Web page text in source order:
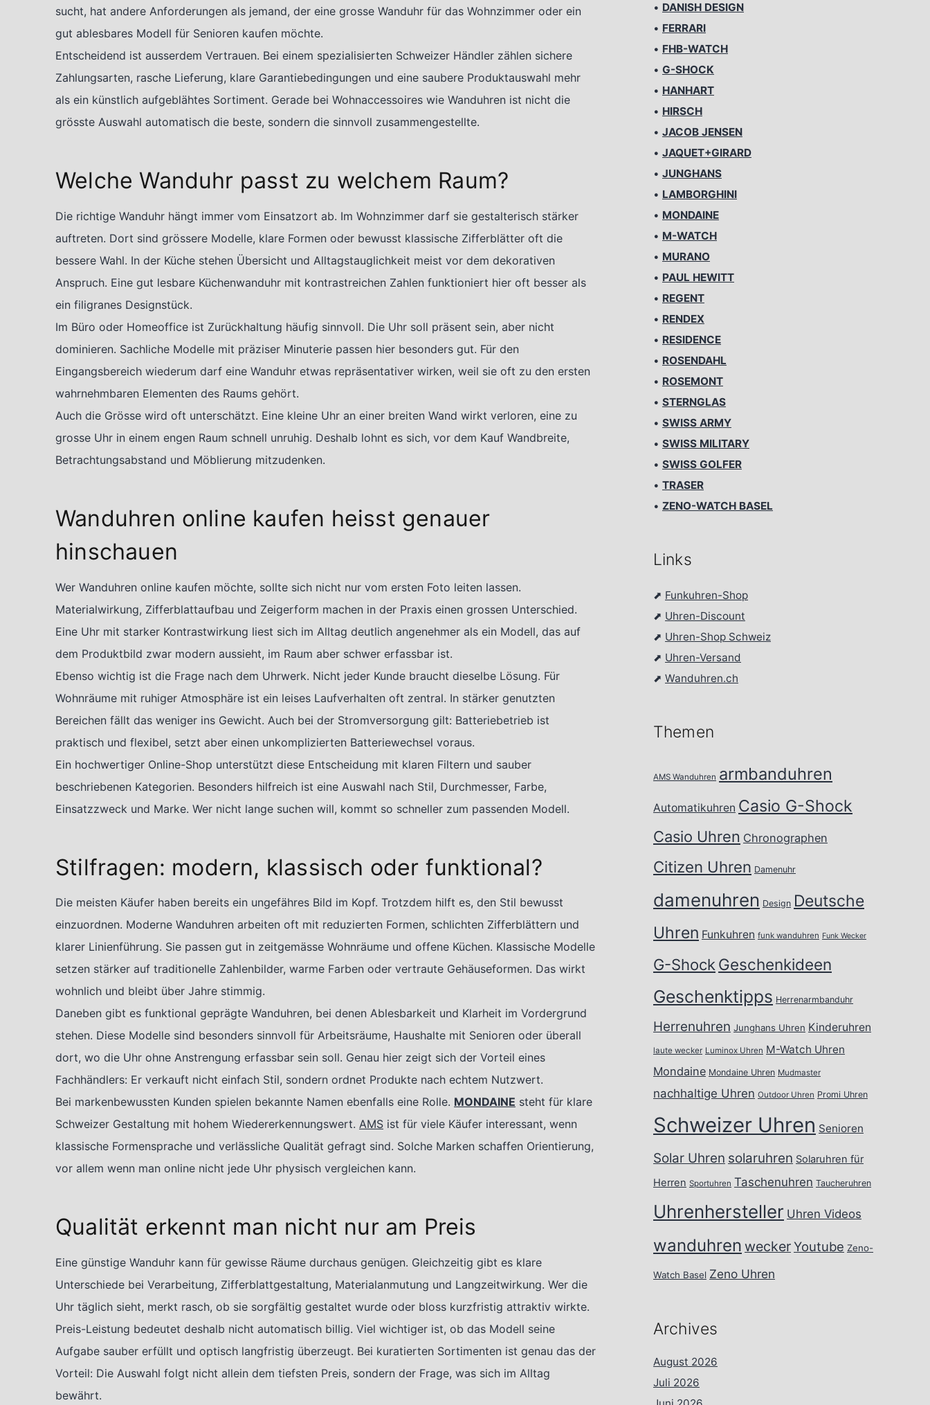
sucht, hat andere Anforderungen als jemand, der eine grosse Wanduhr für das Wohnzimmer oder ein
gut ablesbares Modell für Senioren kaufen möchte.
Entscheidend ist ausserdem Vertrauen. Bei einem spezialisierten Schweizer Händler zählen sichere
Zahlungsarten, rasche Lieferung, klare Garantiebedingungen und eine saubere Produktauswahl mehr
als ein künstlich aufgeblähtes Sortiment. Gerade bei Wohnaccessoires wie Wanduhren ist nicht die
grösste Auswahl automatisch die beste, sondern die sinnvoll zusammengestellte.
Welche Wanduhr passt zu welchem Raum?
Die richtige Wanduhr hängt immer vom Einsatzort ab. Im Wohnzimmer darf sie gestalterisch stärker
auftreten. Dort sind grössere Modelle, klare Formen oder bewusst klassische Zifferblätter oft die
bessere Wahl. In der Küche stehen Übersicht und Alltagstauglichkeit meist vor dem dekorativen
Anspruch. Eine gut lesbare Küchenwanduhr mit kontrastreichen Zahlen funktioniert hier oft besser als
ein filigranes Designstück.
Im Büro oder Homeoffice ist Zurückhaltung häufig sinnvoll. Die Uhr soll präsent sein, aber nicht
dominieren. Sachliche Modelle mit präziser Minuterie passen hier besonders gut. Für den
Eingangsbereich wiederum darf eine Wanduhr etwas repräsentativer wirken, weil sie oft zu den ersten
wahrnehmbaren Elementen des Raums gehört.
Auch die Grösse wird oft unterschätzt. Eine kleine Uhr an einer breiten Wand wirkt verloren, eine zu
grosse Uhr in einem engen Raum schnell unruhig. Deshalb lohnt es sich, vor dem Kauf Wandbreite,
Betrachtungsabstand und Möblierung mitzudenken.
Wanduhren online kaufen heisst genauer
hinschauen
Wer Wanduhren online kaufen möchte, sollte sich nicht nur vom ersten Foto leiten lassen.
Materialwirkung, Zifferblattaufbau und Zeigerform machen in der Praxis einen grossen Unterschied.
Eine Uhr mit starker Kontrastwirkung liest sich im Alltag deutlich angenehmer als ein Modell, das auf
dem Produktbild zwar modern aussieht, im Raum aber schwer erfassbar ist.
Ebenso wichtig ist die Frage nach dem Uhrwerk. Nicht jeder Kunde braucht dieselbe Lösung. Für
Wohnräume mit ruhiger Atmosphäre ist ein leises Laufverhalten oft zentral. In stärker genutzten
Bereichen fällt das weniger ins Gewicht. Auch bei der Stromversorgung gilt: Batteriebetrieb ist
praktisch und flexibel, setzt aber einen unkomplizierten Batteriewechsel voraus.
Ein hochwertiger Online-Shop unterstützt diese Entscheidung mit klaren Filtern und sauber
beschriebenen Kategorien. Besonders hilfreich ist eine Auswahl nach Stil, Durchmesser, Farbe,
Einsatzzweck und Marke. Wer nicht lange suchen will, kommt so schneller zum passenden Modell.
Stilfragen: modern, klassisch oder funktional?
Die meisten Käufer haben bereits ein ungefähres Bild im Kopf. Trotzdem hilft es, den Stil bewusst
einzuordnen. Moderne Wanduhren arbeiten oft mit reduzierten Formen, schlichten Zifferblättern und
klarer Linienführung. Sie passen gut in zeitgemässe Wohnräume und offene Küchen. Klassische Modelle
setzen stärker auf traditionelle Zahlenbilder, warme Farben oder vertraute Gehäuseformen. Das wirkt
wohnlich und bleibt über Jahre stimmig.
Daneben gibt es funktional geprägte Wanduhren, bei denen Ablesbarkeit und Klarheit im Vordergrund
stehen. Diese Modelle sind besonders sinnvoll für Arbeitsräume, Haushalte mit Senioren oder überall
dort, wo die Uhr ohne Anstrengung erfassbar sein soll. Genau hier zeigt sich der Vorteil eines
Fachhändlers: Er verkauft nicht einfach Stil, sondern ordnet Produkte nach echtem Nutzwert.
Bei markenbewussten Kunden spielen bekannte Namen ebenfalls eine Rolle. MONDAINE steht für klare
Schweizer Gestaltung mit hohem Wiedererkennungswert. AMS ist für viele Käufer interessant, wenn
klassische Formensprache und verlässliche Qualität gefragt sind. Solche Marken schaffen Orientierung,
vor allem wenn man online nicht jede Uhr physisch vergleichen kann.
Qualität erkennt man nicht nur am Preis
Eine günstige Wanduhr kann für gewisse Räume durchaus genügen. Gleichzeitig gibt es klare
Unterschiede bei Verarbeitung, Zifferblattgestaltung, Materialanmutung und Langzeitwirkung. Wer die
Uhr täglich sieht, merkt rasch, ob sie sorgfältig gestaltet wurde oder bloss kurzfristig attraktiv wirkte.
Preis-Leistung bedeutet deshalb nicht automatisch billig. Viel wichtiger ist, ob das Modell seine
Aufgabe sauber erfüllt und optisch langfristig überzeugt. Bei kuratierten Sortimenten ist genau das der
Vorteil: Die Auswahl folgt nicht allein dem tiefsten Preis, sondern der Frage, was sich im Alltag
bewährt.
• DANISH DESIGN
• FERRARI
• FHB-WATCH
• G-SHOCK
• HANHART
• HIRSCH
• JACOB JENSEN
• JAQUET+GIRARD
• JUNGHANS
• LAMBORGHINI
• MONDAINE
• M-WATCH
• MURANO
• PAUL HEWITT
• REGENT
• RENDEX
• RESIDENCE
• ROSENDAHL
• ROSEMONT
• STERNGLAS
• SWISS ARMY
• SWISS MILITARY
• SWISS GOLFER
• TRASER
• ZENO-WATCH BASEL
Links
⬈ Funkuhren-Shop
⬈ Uhren-Discount
⬈ Uhren-Shop Schweiz
⬈ Uhren-Versand
⬈ Wanduhren.ch
Themen
AMS Wanduhren armbanduhren
Automatikuhren Casio G-Shock
Casio Uhren Chronographen
Citizen Uhren Damenuhr
damenuhren Design Deutsche
Uhren Funkuhren funk wanduhren Funk Wecker
G-Shock Geschenkideen
Geschenktipps Herrenarmbanduhr
Herrenuhren Junghans Uhren Kinderuhren
laute wecker Luminox Uhren M-Watch Uhren
Mondaine Mondaine Uhren Mudmaster
nachhaltige Uhren Outdoor Uhren Promi Uhren
Schweizer Uhren Senioren
Solar Uhren solaruhren Solaruhren für
Herren Sportuhren Taschenuhren Taucheruhren
Uhrenhersteller Uhren Videos
wanduhren weckerYoutube Zeno-
Watch Basel Zeno Uhren
Archives
August 2026
Juli 2026